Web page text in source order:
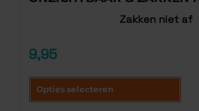
Zakken niet af
9,95
Opties selecteren